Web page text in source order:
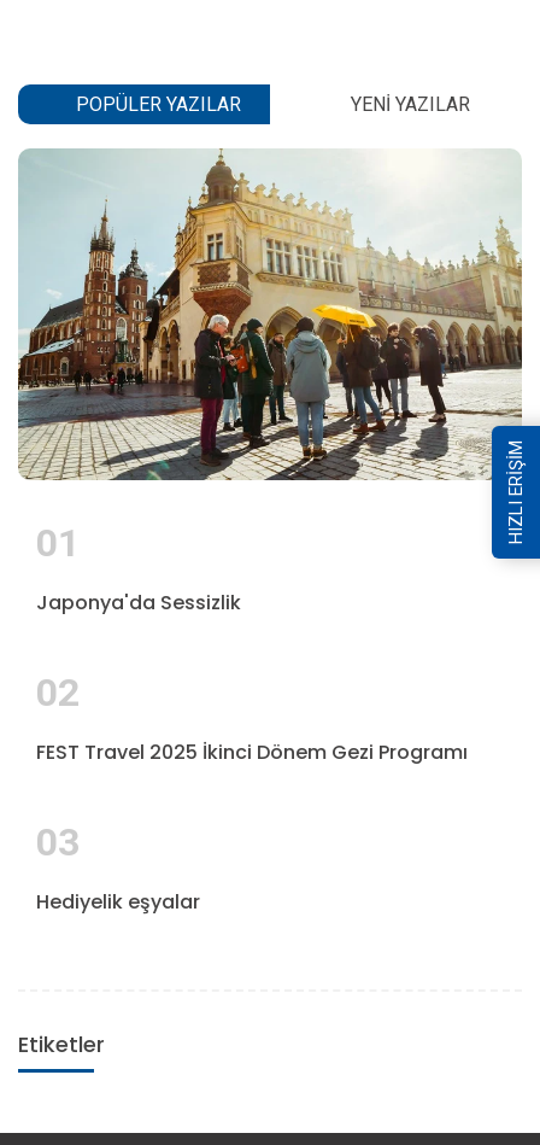
POPÜLER YAZILAR YENI YAZILAR
01
Japonya'da Sessizlik
02
FEST Travel 2025 İkinci Dönem Gezi Programı
03
Hediyelik eşyalar
Etiketler
HIZLI ERİŞİM